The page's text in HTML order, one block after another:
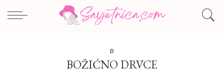
B
BOŽIĆNO DRVCE